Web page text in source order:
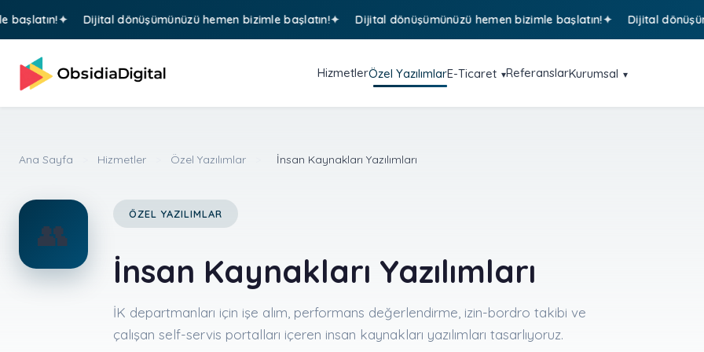
Dijital dönüşümünüzü hemen bizimle başlatın! Dijital dönüşümünüzü hemen bizimle başlatın! Dijital
HizmetlerÖzel YazılımlarE-Ticaret ReferanslarKurumsal
Ana Sayfa Hizmetler Özel Yazılımlar İnsan Kaynakları Yazılımları
👥
ÖZEL YAZILIMLAR
İnsan Kaynakları Yazılımları
İK departmanları için işe alım, performans değerlendirme, izin-bordro takibi ve
çalışan self-servis portalları içeren insan kaynakları yazılımları tasarlıyoruz.